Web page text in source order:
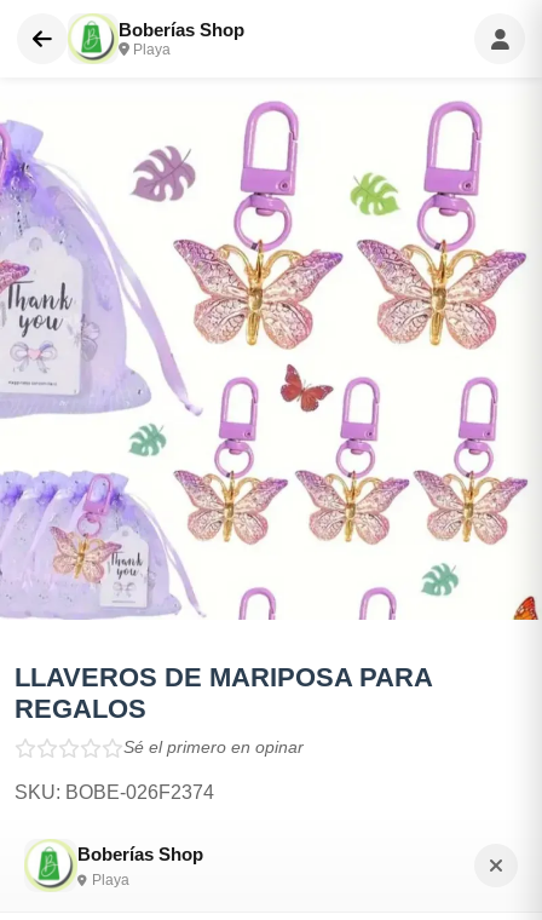
Boberías Shop
Playa
Boberías Shop
Playa
LLAVEROS DE MARIPOSA PARA
REGALOS
Sé el primero en opinar
SKU: BOBE-026F2374
$600.00